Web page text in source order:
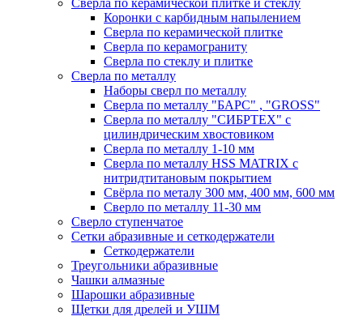
Коронки с карбидным напылением
Сверла по керамической плитке
Сверла по керамограниту
Сверла по стеклу и плитке
Сверла по металлу
Наборы сверл по металлу
Сверла по металлу "БАРС" , "GROSS"
Сверла по металлу "СИБРТЕХ" с
цилиндрическим хвостовиком
Сверла по металлу 1-10 мм
Сверла по металлу HSS MATRIX с
нитридтитановым покрытием
Свёрла по металу 300 мм, 400 мм, 600 мм
Сверло по металлу 11-30 мм
Сверло ступенчатое
Сетки абразивные и сеткодержатели
Сеткодержатели
Треугольники абразивные
Чашки алмазные
Шарошки абразивные
Щетки для дрелей и УШМ